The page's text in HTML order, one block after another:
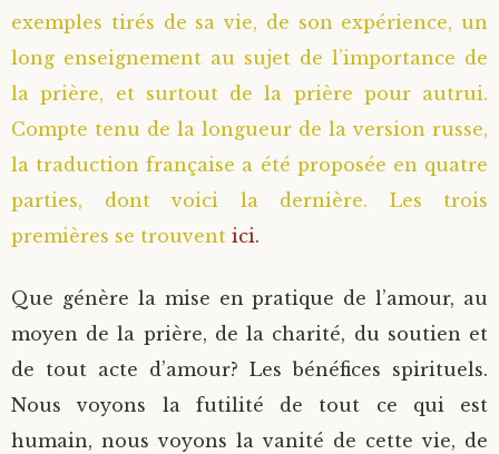
exemples tirés de sa vie, de son expérience, un
long enseignement au sujet de l’importance de
la prière, et surtout de la prière pour autrui.
Compte tenu de la longueur de la version russe,
la traduction française a été proposée en quatre
parties, dont voici la dernière. Les trois
premières se trouvent ici.
Que génère la mise en pratique de l’amour, au
moyen de la prière, de la charité, du soutien et
de tout acte d’amour? Les bénéfices spirituels.
Nous voyons la futilité de tout ce qui est
humain, nous voyons la vanité de cette vie, de